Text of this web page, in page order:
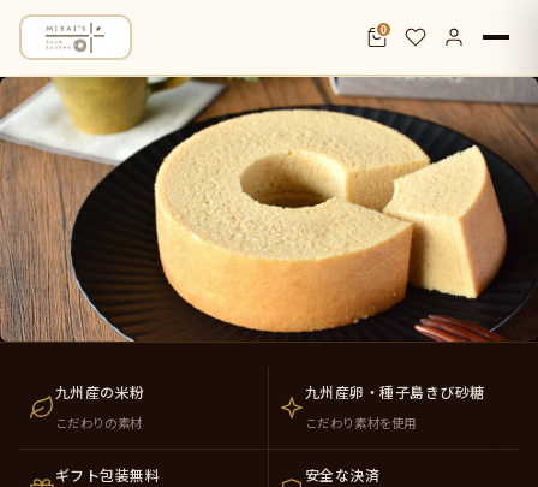
0
米粉バウムクーヘン通販・お取り寄せ｜
九州産の米粉
こだわりの素材
九州産卵・種子島きび砂糖
こだわり素材を使用
ギフト包装無料 安全な決済